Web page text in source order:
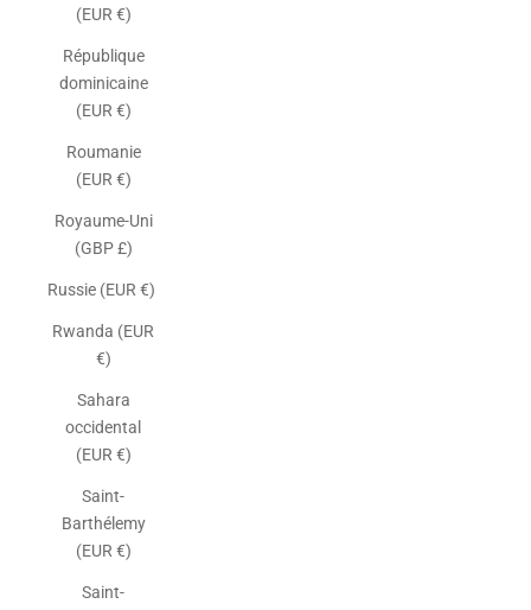
(EUR €)
République
dominicaine
(EUR €)
Roumanie
(EUR €)
Royaume-Uni
(GBP £)
Russie (EUR €)
Rwanda (EUR
€)
Sahara
occidental
(EUR €)
Saint-
Barthélemy
(EUR €)
Saint-